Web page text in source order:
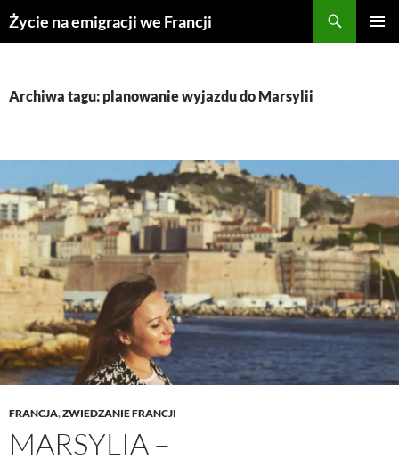
Przejdź
doŻycie na emigracji we Francji
Archiwa tagu: planowanie wyjazdu do Marsylii
FRANCJA,ZWIEDZANIE FRANCJI
MARSYLIA –